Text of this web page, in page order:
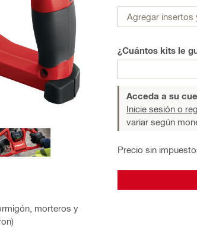
morteros y
Agregar insertos
¿Cuántos kits le
Acceda a su
Inicie sesión o
variar según
Precio sin